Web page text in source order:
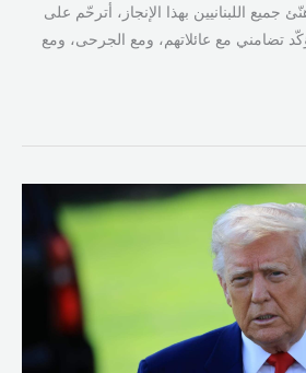
جميع اللبنانيين بهذا الإنجاز، أترحّم على
تضامني مع عائلاتهم، ومع الجرحى، ومع